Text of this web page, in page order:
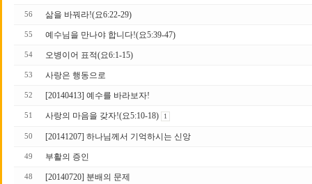
56 삶을 바꿔라!(요6:22-29)
55 예수님을 만나야 합니다!(요5:39-47)
54 오병이어 표적(요6:1-15)
53 사랑은 행동으로
52 [20140413] 예수를 바라보자!
51 사랑의 마음을 갖자!(요5:10-18) 1
50 [20141207] 하나님께서 기억하시는 신앙
49 부활의 증인
48 [20140720] 분배의 문제